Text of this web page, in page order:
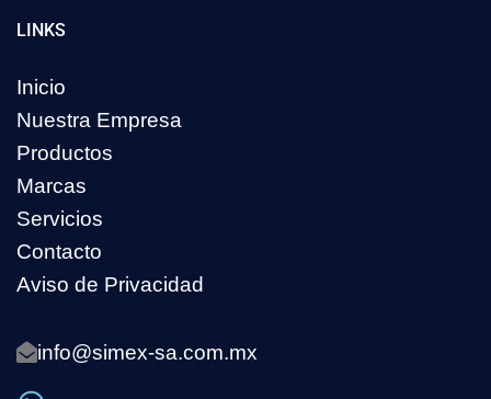
LINKS
Inicio
Nuestra Empresa
Productos
Marcas
Servicios
Contacto
Aviso de Privacidad
info@simex-sa.com.mx